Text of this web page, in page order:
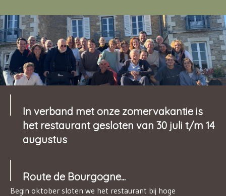
In verband met onze zomervakantie is
het restaurant gesloten van 30 juli t/m 14
augustus
Route de Bourgogne...
Begin oktober sloten we het restaurant bij hoge